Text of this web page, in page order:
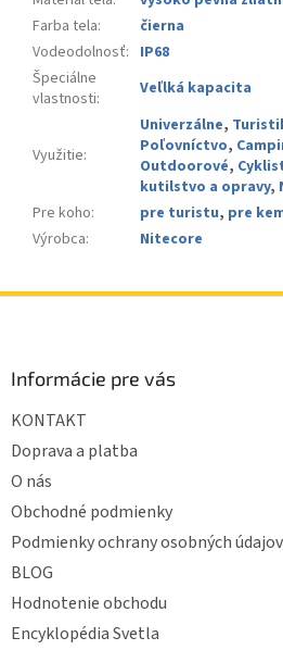
Farba tela:
čierna
Vodeodolnosť: IP68
Špeciálne
vlastnosti: Veľlká kapacita
Využitie:
Univerzálne,
Poľovníctvo,
Outdoorové,
kutilstvo a opravy,
Pre koho: pre turistu, pre
Výrobca: Nitecore
Informácie pre vás
KONTAKT
Doprava a platba
O nás
Obchodné podmienky
Podmienky ochrany osobných údajov
BLOG
Hodnotenie obchodu
Encyklopédia Svetla